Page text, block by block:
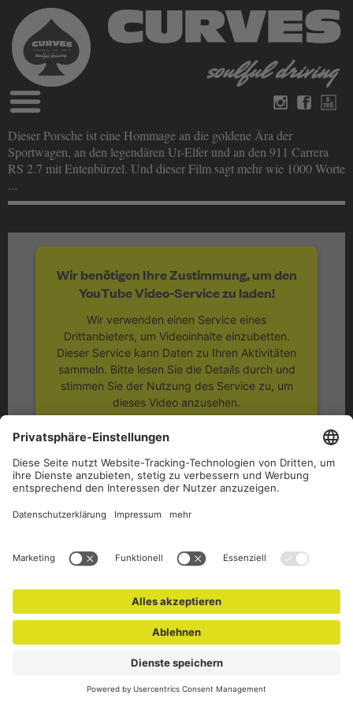
Blog
Magazine
Bücher
Videos
Deutsch Englisch
über Curves
Dieser Porsche ist eine Hommage an die goldene Ära der
Sportwagen, an den legendären Ur-Elfer und an den 911 Carrera
RS 2.7 mit Entenbürzel. Und dieser Film sagt mehr wie 1000 Worte
...
Wir benötigen Ihre Zustimmung, um den
YouTube Video-Service zu laden!
Wir verwenden einen Service eines
Drittanbieters, um Videoinhalte einzubetten.
Dieser Service kann Daten zu Ihren Aktivitäten
sammeln. Bitte lesen Sie die Details durch und
stimmen Sie der Nutzung des Service zu, um
dieses Video anzusehen.
Mehr Informationen
Akzeptieren
powered byUsercentrics Consent
© 2026 Curves Magazin Kontakt Impressum